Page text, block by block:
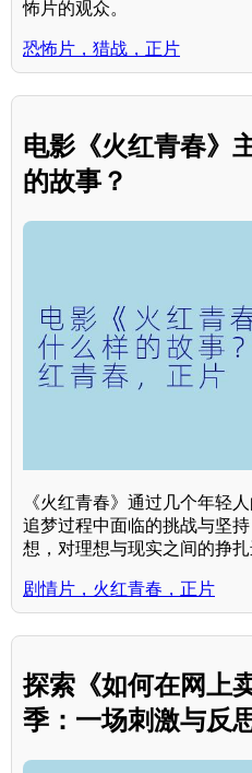
怖片的观众。
恐怖片，猎战，正片
电影《火红青春》
的故事？
《火红青春》通过几个年轻
追梦过程中面临的挑战与坚
想，对理想与现实之间的挣扎
剧情片，火红青春，正片
探索《如何在网上
季：一场刺激与反